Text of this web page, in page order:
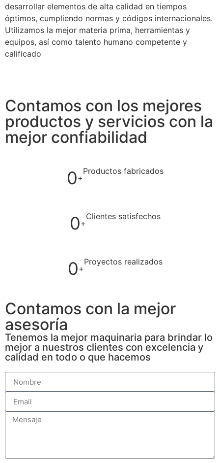
desarrollar elementos de alta calidad en tiempos
óptimos, cumpliendo normas y códigos internacionales.
Utilizamos la mejor materia prima, herramientas y
equipos, así como talento humano competente y
calificado
Contamos con los mejores
productos y servicios con la
mejor confiabilidad
0+
Productos fabricados
0+
Clientes satisfechos
0+
Proyectos realizados
Contamos con la mejor
asesoría
Tenemos la mejor maquinaria para brindar lo
mejor a nuestros clientes con excelencia y
calidad en todo o que hacemos